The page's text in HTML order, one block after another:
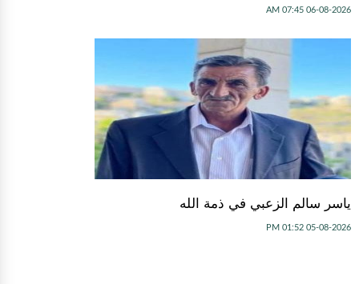
06-08-2026 07:45 AM
ياسر سالم الزعبي في ذمة الله
05-08-2026 01:52 PM